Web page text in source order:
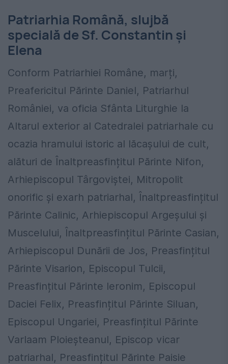
Patriarhia Română, slujbă
specială de Sf. Constantin și
Elena
Conform Patriarhiei Române, marți,
Preafericitul Părinte Daniel, Patriarhul
României, va oficia Sfânta Liturghie la
Altarul exterior al Catedralei patriarhale cu
ocazia hramului istoric al lăcașului de cult,
alături de Înaltpreasfințitul Părinte Nifon,
Arhiepiscopul Târgoviștei, Mitropolit
onorific și exarh patriarhal, Înaltpreasfințitul
Părinte Calinic, Arhiepiscopul Argeșului și
Muscelului, Înaltpreasfințitul Părinte Casian,
Arhiepiscopul Dunării de Jos, Preasfințitul
Părinte Visarion, Episcopul Tulcii,
Preasfințitul Părinte Ieronim, Episcopul
Daciei Felix, Preasfințitul Părinte Siluan,
Episcopul Ungariei, Preasfințitul Părinte
Varlaam Ploieşteanul, Episcop vicar
patriarhal, Preasfințitul Părinte Paisie